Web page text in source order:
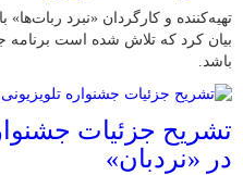
تهیه‌کننده و کارگردان «نبرد
بیان کرد که تلاش شده است برنامه
باشد.
تشریح جزئیات
در «نردبان»